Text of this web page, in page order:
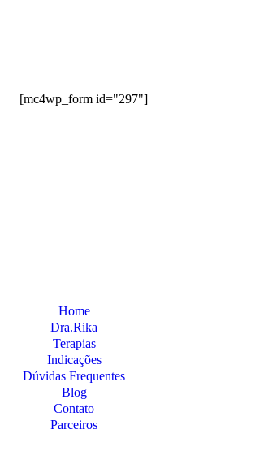
[mc4wp_form id="297"]
Home
Dra.Rika
Terapias
Indicações
Dúvidas Frequentes
Blog
Contato
Parceiros